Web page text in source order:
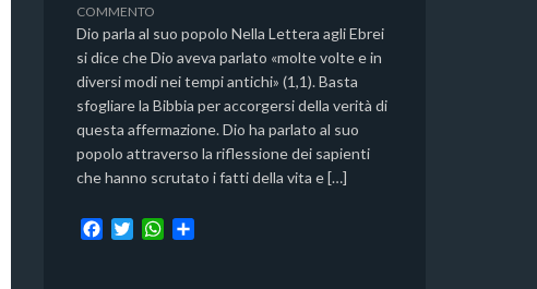
COMMENTO
Dio parla al suo popolo Nella Lettera agli Ebrei
si dice che Dio aveva parlato «molte volte e in
diversi modi nei tempi antichi» (1,1). Basta
sfogliare la Bibbia per accorgersi della verità di
questa affermazione. Dio ha parlato al suo
popolo attraverso la riflessione dei sapienti
che hanno scrutato i fatti della vita e […]
W